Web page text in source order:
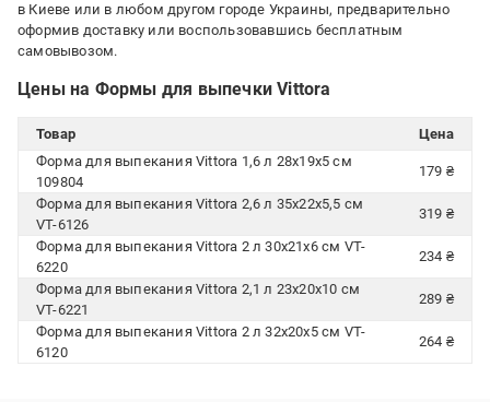
в Киеве или в любом другом городе Украины, предварительно
оформив доставку или воспользовавшись бесплатным
самовывозом.
Цены на Формы для выпечки Vittora
Товар
Цена
Форма для выпекания Vittora 1,6 л 28x19x5 см
109804
179 ₴
Форма для выпекания Vittora 2,6 л 35х22х5,5 см
VT-6126
319 ₴
Форма для выпекания Vittora 2 л 30х21х6 см VT-
6220
234 ₴
Форма для выпекания Vittora 2,1 л 23х20х10 см
VT-6221
289 ₴
Форма для выпекания Vittora 2 л 32х20х5 см VT-
6120
264 ₴